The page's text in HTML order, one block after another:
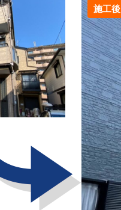
施工後